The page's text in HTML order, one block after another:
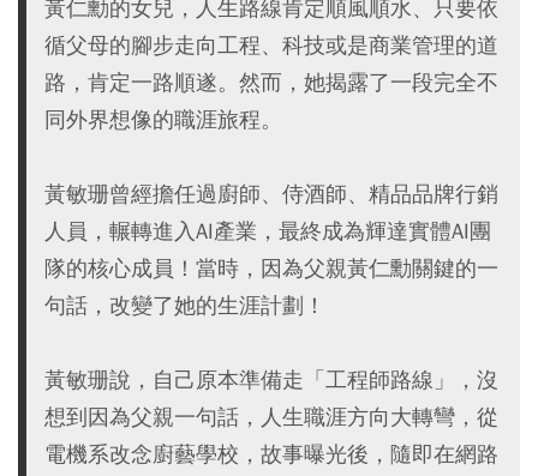
黃仁勳的女兒，人生路線肯定順風順水、只要依
循父母的腳步走向工程、科技或是商業管理的道
路，肯定一路順遂。然而，她揭露了一段完全不
同外界想像的職涯旅程。
黃敏珊曾經擔任過廚師、侍酒師、精品品牌行銷
人員，輾轉進入AI產業，最終成為輝達實體AI團
隊的核心成員！當時，因為父親黃仁勳關鍵的一
句話，改變了她的生涯計劃！
黃敏珊說，自己原本準備走「工程師路線」，沒
想到因為父親一句話，人生職涯方向大轉彎，從
電機系改念廚藝學校，故事曝光後，隨即在網路